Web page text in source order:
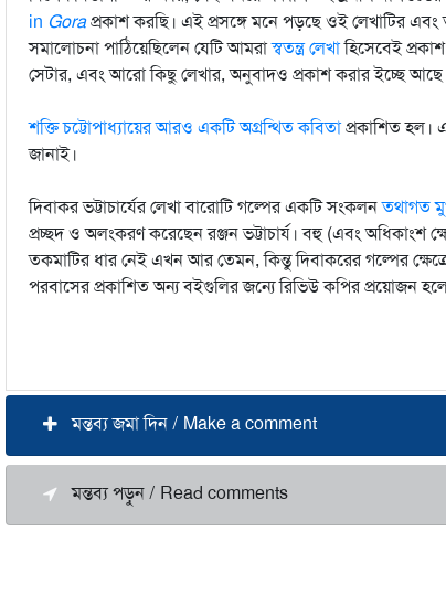
in Goraপ্রকাশ করছি। এই প্রসঙ্গে মনে পড়ছে ওই লেখাটির
সমালোচনা পাঠিয়েছিলেন যেটি আমরাস্বতন্ত্র লেখাহিসেবেই
সেটার, এবং আরো কিছু লেখার, অনুবাদও প্রকাশ করার ইচ্ছে
শক্তি চট্টোপাধ্যায়ের আরও একটি অগ্রন্থিত কবিতাপ্রকাশিত হল।
জানাই।
দিবাকর ভট্টাচার্যের লেখা বারোটি গল্পের একটি সংকলনতথাগত
প্রচ্ছদ ও অলংকরণ করেছেন রঞ্জন ভট্টাচার্য। বহু (এবং অধিকাংশ
তকমাটির ধার নেই এখন আর তেমন, কিন্তু দিবাকরের গল্পের
পরবাসের প্রকাশিত অন্য বইগুলির জন্যে রিভিউ কপির প্রয়োজন
মন্তব্য জমা দিন / Make a comment
মন্তব্য পড়ুন / Read comments